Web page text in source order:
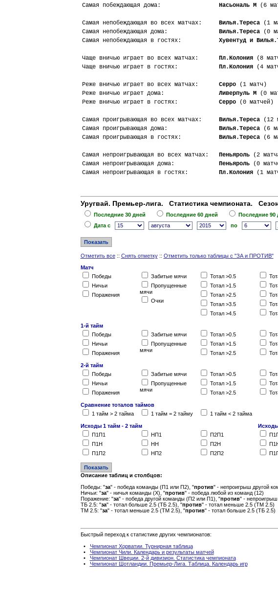
Самая побеждающая дома: Насьональ М (6
Самая непобеждающая во всех матчах: Вилья.Тереса (1
Самая непобеждающая дома: Вилья.Тереса (0
Самая непобеждающая в гостях: Хувентуд и
Чаще вничью играет во всех матчах: Пл.Колония (8
Чаще вничью играет в гостях: Пл.Колония (4
Реже вничью играет во всех матчах: Серро (1 матч)
Реже вничью играет дома: Ливерпуль М (0
Реже вничью играет в гостях: Серро (0 матчей)
Самая проигрывающая во всех матчах: Вилья.Тереса (12
Самая проигрывающая дома: Вилья.Тереса (6
Самая проигрывающая в гостях: Вилья.Тереса (6
Самая непроигрывающая во всех матчах: Пеньяроль (2
Самая непроигрывающая дома: Пеньяроль (0
Самая непроигрывающая в гостях: Пл.Колония (1
Уругвай. Премьер-лига. Статистика чемпионата.
Последние 30 дней Последние 60 дней Последние 90
Дата c
по
Отметить все:: Снять отметку:: Отметить только таблицы с "ЗА и ПРОТИВ"
Матч
Победы
Ничьи
Поражения
Забитые мячи
Пропущенные
мячи
Очки
Тотал >0.5
Тотал >1.5
Тотал >2.5
Тотал >3.5
Тотал >4.5
1-й тайм
Победы
Ничьи
Поражения
Забитые мячи
Пропущенные
мячи
Тотал >0.5
Тотал >1.5
Тотал >2.5
2-й тайм
Победы
Ничьи
Поражения
Забитые мячи
Пропущенные
мячи
Тотал >0.5
Тотал >1.5
Тотал >2.5
Сравнение тоталов таймов
1 тайм > 2 тайма
1 тайм = 2 тайму 1 тайм < 2 тайма
Исходы 1 тайм - 2 тайм
П1П1
П1Н
П1П2
НП1
НН
НП2
П2П1
П2Н
П2П2
Описание таблиц и столбцов:
Победы: "за" - победа команды (П1 или П2), "против" - непроигрыш другой
Ничьи: "за" - ничья команды (Х), "против" - победа любой из команд (12)
Поражение: "за" - победа другой команды (П2 или П1), "против" -
ТБ 2.5: "за" - тотал больше 2.5 (ТБ 2.5), "против" - тотал меньше 2.5 (ТМ 2.5)
ТМ 2.5: "за" - тотал меньше 2.5 (ТМ 2.5), "против" - тотал больше 2.5 (ТБ 2.5)
Быстрый переход к статистике других чемпионатов:
• Чемпионат Хорватии. Турнирная таблица
• Чемпионат Чили. Календарь и результаты матчей
• Чемпионат Швеции. 2-й дивизион. Статистика чемпионата
• Чемпионат Шотландии. Премьер-Лига. Таблица. Календарь игр